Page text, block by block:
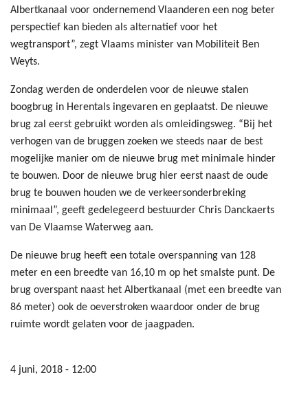
Albertkanaal voor ondernemend Vlaanderen een nog beter
perspectief kan bieden als alternatief voor het
wegtransport”, zegt Vlaams minister van Mobiliteit Ben
Weyts.
Zondag werden de onderdelen voor de nieuwe stalen
boogbrug in Herentals ingevaren en geplaatst. De nieuwe
brug zal eerst gebruikt worden als omleidingsweg. “Bij het
verhogen van de bruggen zoeken we steeds naar de best
mogelijke manier om de nieuwe brug met minimale hinder
te bouwen. Door de nieuwe brug hier eerst naast de oude
brug te bouwen houden we de verkeersonderbreking
minimaal”, geeft gedelegeerd bestuurder Chris Danckaerts
van De Vlaamse Waterweg aan.
De nieuwe brug heeft een totale overspanning van 128
meter en een breedte van 16,10 m op het smalste punt. De
brug overspant naast het Albertkanaal (met een breedte van
86 meter) ook de oeverstroken waardoor onder de brug
ruimte wordt gelaten voor de jaagpaden.
4 juni, 2018 - 12:00